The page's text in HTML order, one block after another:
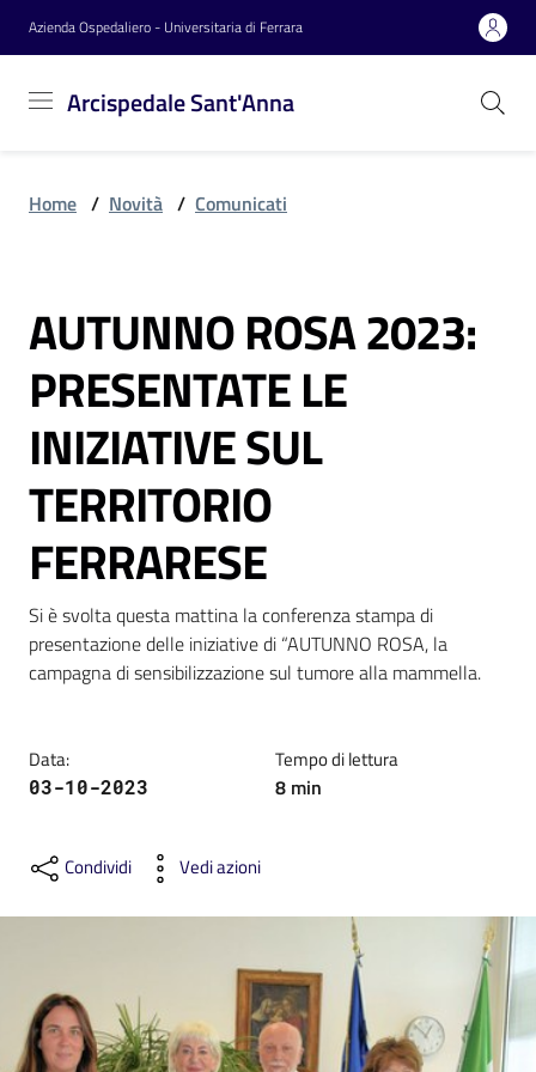
Vai al contenuto
Vai alla navigazione
Vai al footer
Azienda Ospedaliero - Universitaria di Ferrara
Arcispedale Sant'Anna
Sant'Anna
Azienda
Servizi
Reparti
Novità
C
r
t
a
e
S
v
i
z
Home / Novità / Comunicati
Salta al contenuto
AUTUNNO ROSA 2023:
PRESENTATE LE
INIZIATIVE SUL
TERRITORIO
FERRARESE
Si è svolta questa mattina la conferenza stampa di
presentazione delle iniziative di “AUTUNNO ROSA, la
campagna di sensibilizzazione sul tumore alla mammella.
Data:
03-10-2023
Tempo di lettura
8 min
Condividi Vedi azioni